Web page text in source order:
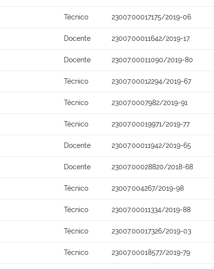
Técnico 23007.00017175/2019-06
Docente 23007.00011642/2019-17
Docente 23007.00011090/2019-80
Técnico 23007.00012294/2019-67
Técnico 23007.0007982/2019-91
Técnico 23007.00019971/2019-77
Docente 23007.00011942/2019-65
Docente 23007.00028820/2018-68
Técnico 23007.004267/2019-98
Técnico 23007.00011334/2019-88
Técnico 23007.00017326/2019-03
Técnico 23007.00018577/2019-79